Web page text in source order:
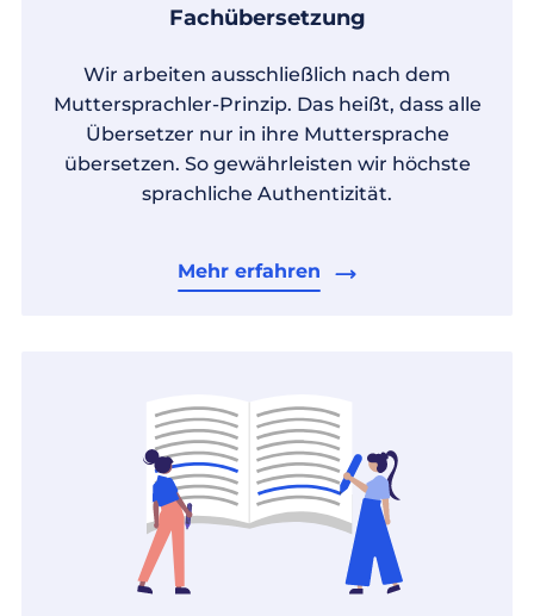
Fachübersetzung
Wir arbeiten ausschließlich nach dem
Muttersprachler-Prinzip. Das heißt, dass alle
Übersetzer nur in ihre Muttersprache
übersetzen. So gewährleisten wir höchste
sprachliche Authentizität.
Mehr erfahren